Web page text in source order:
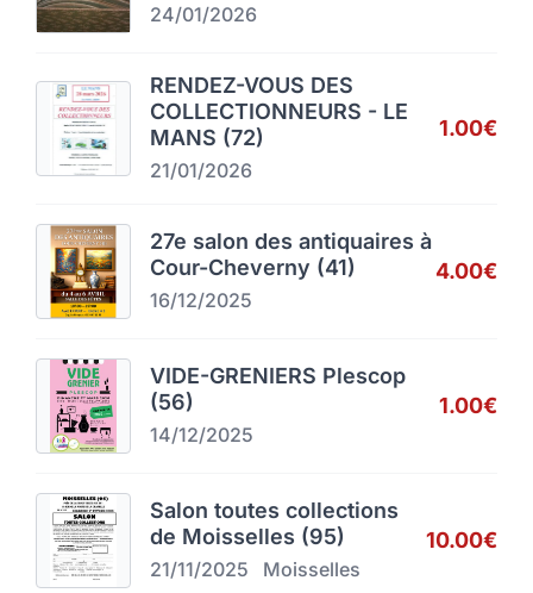
24/01/2026
RENDEZ-VOUS DES
COLLECTIONNEURS - LE
MANS (72)
21/01/2026
1.00€
27e salon des antiquaires à
Cour-Cheverny (41)
16/12/2025
4.00€
VIDE-GRENIERS Plescop
(56)
14/12/2025
1.00€
Salon toutes collections
de Moisselles (95)
21/11/2025 Moisselles
10.00€